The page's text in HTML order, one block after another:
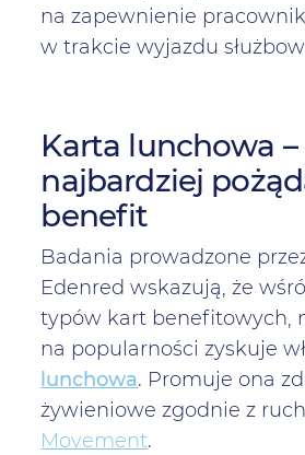
na zapewnienie
w trakcie wyjazdu
Karta lunchowa –
najbardziej
benefit
Badania prowadzone
Edenred wskazują, że
typów kart benefitowych,
na popularności zyskuje
lunchowa. Promuje ona
żywieniowe zgodnie z
Movement.